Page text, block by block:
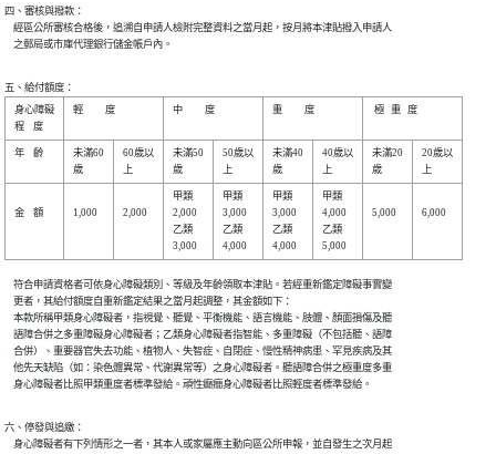
四、審核與撥款：
    經區公所審核合格後，追溯自申請人檢附完整資料之當月起，按月將本津貼撥入申請人
    之郵局或市庫代理銀行儲金帳戶內。
五、給付額度：
身心障礙
輕          度 中          度 重          度
年    齡
未滿60
60歲以
未滿50
50歲以
未滿40
40歲以
未滿20
20歲以
金    額 1,000 2,000
甲類
2,000
乙類
甲類
3,000
乙類
甲類
3,000
乙類
甲類
4,000
乙類
5,000 6,000
    符合申請資格者可依身心障礙類別、等級及年齡領取本津貼。若經重新鑑定障礙事實變
    更者，其給付額度自重新鑑定結果之當月起調整，其金額如下：
    本款所稱甲類身心障礙者，指視覺、聽覺、平衡機能、語言機能、肢體、顏面損傷及聽
    語障合併之多重障礙身心障礙者；乙類身心障礙者指智能、多重障礙（不包括聽、語障
    合併）、重要器官失去功能、植物人、失智症、自閉症、慢性精神病患、罕見疾病及其
    他先天缺陷（如：染色體異常、代謝異常等）之身心障礙者。聽語障合併之極重度多重
    身心障礙者比照甲類重度者標準發給。頑性癲癇身心障礙者比照輕度者標準發給。
六、停發與追繳：
    身心障礙者有下列情形之一者，其本人或家屬應主動向區公所申報，並自發生之次月起